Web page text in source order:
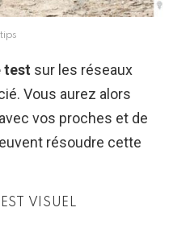
test sur les réseaux
Vous aurez alors
vos proches et de
résoudre cette
VISUEL